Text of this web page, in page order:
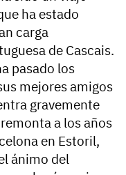
ha estado
carga
de Cascais.
pasado los
mejores amigos
gravemente
a los años
en Estoril,
ánimo del